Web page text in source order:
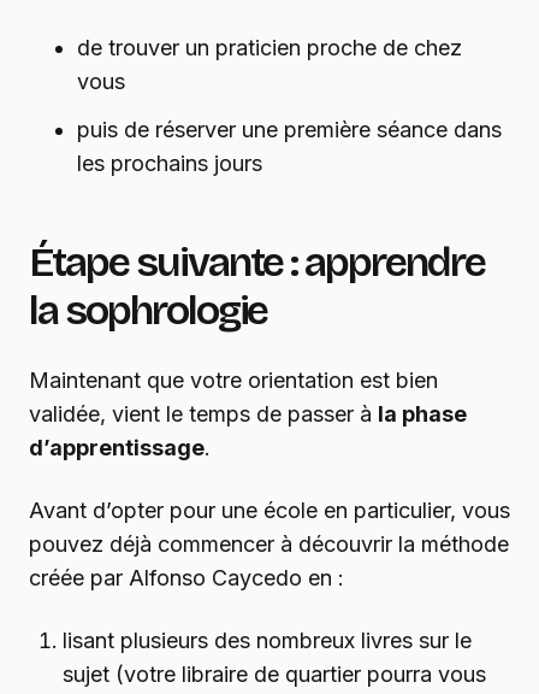
de trouver un praticien proche de chez
vous
puis de réserver une première séance dans
les prochains jours
Étape suivante : apprendre
la sophrologie
Maintenant que votre orientation est bien
validée, vient le temps de passer à la phase
d’apprentissage.
Avant d’opter pour une école en particulier, vous
pouvez déjà commencer à découvrir la méthode
créée par Alfonso Caycedo en :
lisant plusieurs des nombreux livres sur le
sujet (votre libraire de quartier pourra vous